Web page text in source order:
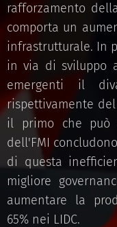
rafforzamento
comporta un
infrastrutturale. In
in via di sviluppo
emergenti il
rispettivamente
il primo che può
dell'FMI
di questa
migliore
aumentare la
65% nei LIDC.